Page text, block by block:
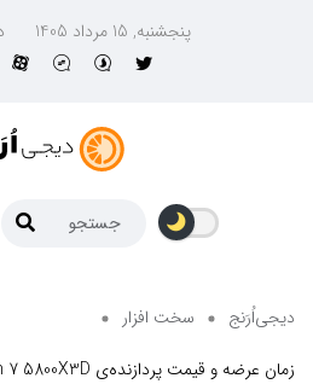
پنجشنبه, 15 مرداد 1405
دیجی‌اُرَنج
سخت افزار
زمان عرضه و قیمت پردازنده‌ی AMD Ryzen 7 5800X3D مشخص شد